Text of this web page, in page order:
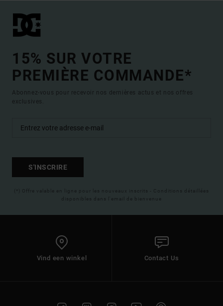
15% SUR VOTRE
PREMIÈRE COMMANDE*
Abonnez-vous pour recevoir nos dernières actus et nos offres
exclusives.
S'INSCRIRE
(*) Offre valable en ligne pour les nouveaux inscrits - Conditions détaillées
disponibles dans l'email de bienvenue
Vind een winkel Contact Us